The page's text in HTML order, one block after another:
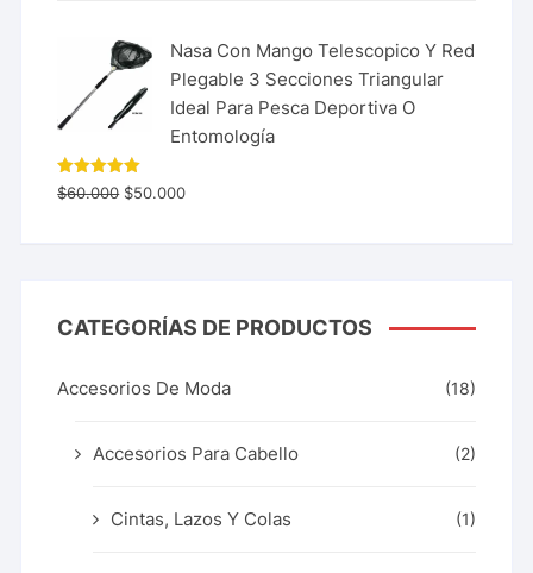
Nasa Con Mango Telescopico Y Red
Plegable 3 Secciones Triangular
Ideal Para Pesca Deportiva O
Entomología
Valorado
con5.00
$60.000 $50.000
CATEGORÍAS DE PRODUCTOS
Accesorios De Moda (18)
Accesorios Para Cabello (2)
Cintas, Lazos Y Colas (1)